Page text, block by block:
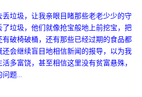
垃圾，让我亲眼目睹那些老老少少的守
垃圾，他们就像抢宝般地上前挖宝，把
破椅破桶，还有那些已经过期的食品都
会继续盲目地相信新闻的报导，以为我
多富饶，甚至相信这里没有贫富悬殊，
问题…